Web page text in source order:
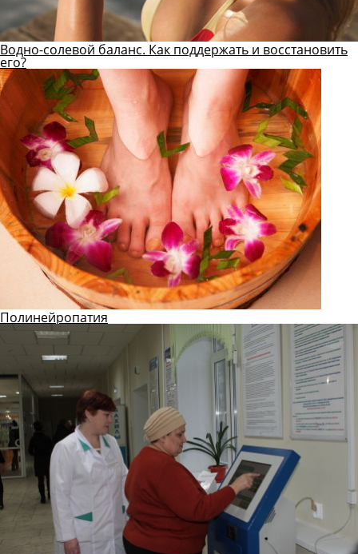
Водно-солевой баланс. Как поддержать и восстановить
его?
Полинейропатия